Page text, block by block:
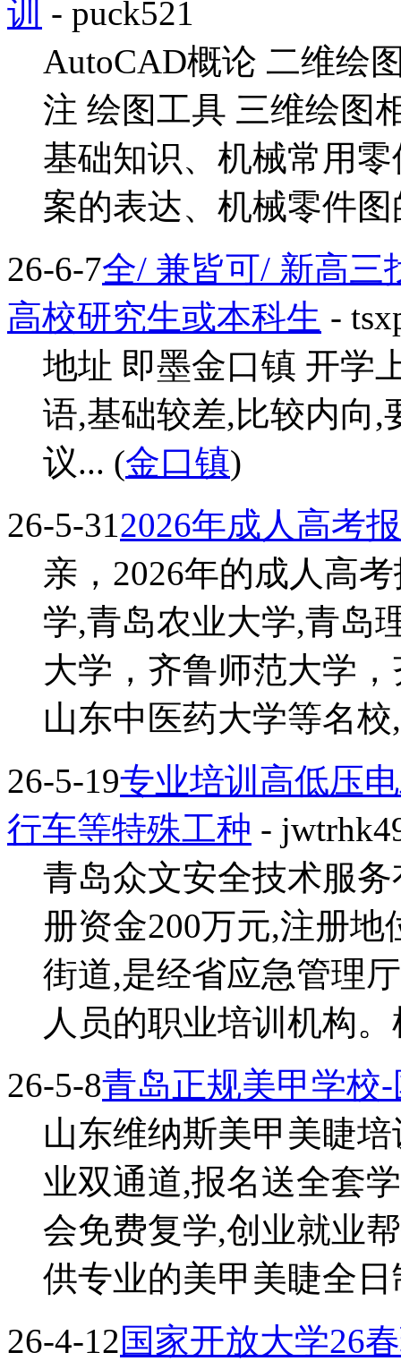
训 - puck521
AutoCAD概论 二维绘
注 绘图工具 三维绘图
基础知识、机械常用
案的表达、机械零件
26-6-7全/ 兼皆可/ 新高三
高校研究生或本科生 -
地址 即墨金口镇 开学
语,基础较差,比较内向,
议... (金口镇)
26-5-312026年成人高考
亲，2026年的成人高
学,青岛农业大学,青岛
大学，齐鲁师范大学
山东中医药大学等名
26-5-19专业培训高低压
行车等特殊工种 -
青岛众文安全技术服
册资金200万元,注册
街道,是经省应急管理
人员的职业培训机构
26-5-8青岛正规美甲学校
山东维纳斯美甲美睫
业双通道,报名送全套
会免费复学,创业就业
供专业的美甲美睫全日
26-4-12国家开放大学26